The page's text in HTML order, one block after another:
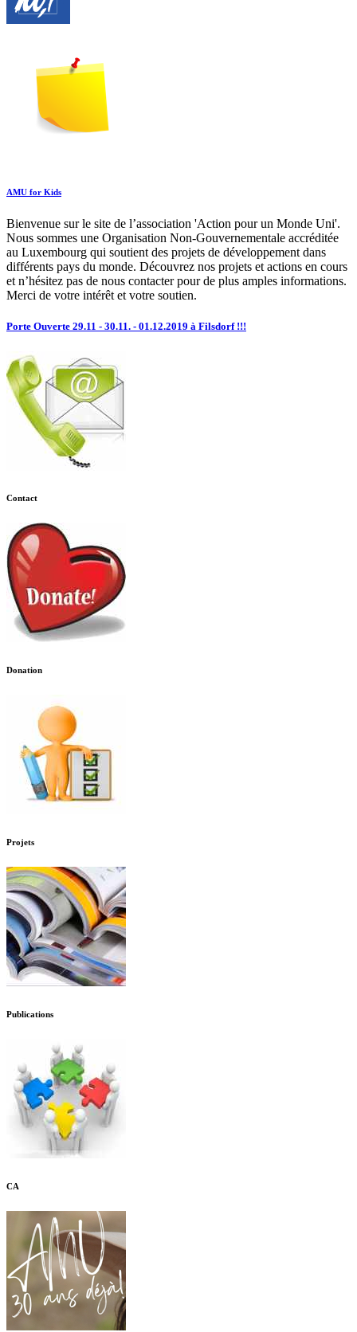
AMU for Kids
Bienvenue sur le site de l’association 'Action pour un Monde Uni'.
Nous sommes une Organisation Non-Gouvernementale accréditée
au Luxembourg qui soutient des projets de développement dans
différents pays du monde. Découvrez nos projets et actions en cours
et n’hésitez pas de nous contacter pour de plus amples informations.
Merci de votre intérêt et votre soutien.
Porte Ouverte 29.11 - 30.11. - 01.12.2019 à Filsdorf !!!
Contact
Donation
Projets
Publications
CA